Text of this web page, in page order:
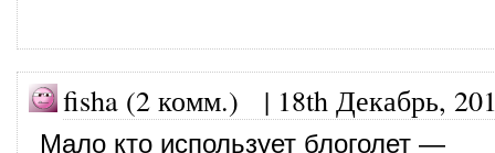
fisha (2 комм.) | 18th Декабрь,
Мало кто использует блоголет —